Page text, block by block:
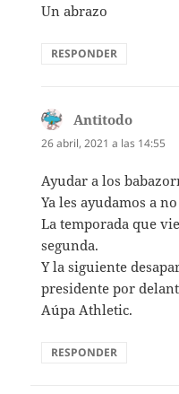
Un abrazo
RESPONDER
Antitodo
26 abril, 2021 a las 14:55
Ayudar a los
Ya les ayudamos a
La temporada que
segunda.
Y la siguiente
presidente por
Aúpa Athletic.
RESPONDER